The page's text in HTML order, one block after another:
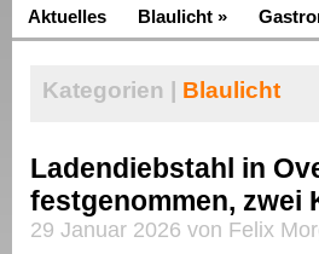
Aktuelles Blaulicht »
Kategorien | Blaulicht
Ladendiebstahl in
festgenommen, zwei
29 Januar 2026 von Felix